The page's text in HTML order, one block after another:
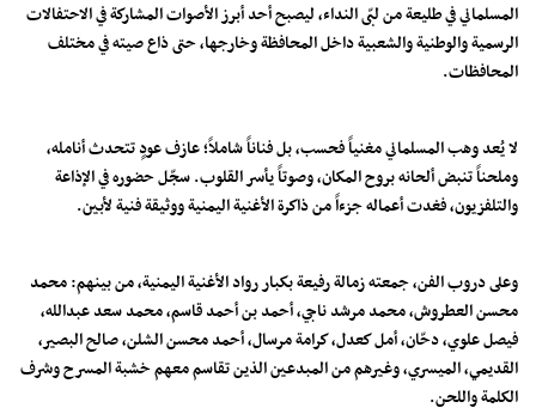
المسلماني في طليعة من لبّى النداء، ليصبح أحد أبرز الأصوات المشاركة في الاحتفالات
الرسمية والوطنية والشعبية داخل المحافظة وخارجها، حتى ذاع صيته في مختلف
المحافظات.
لا يُعد وهب المسلماني مغنياً فحسب، بل فناناً شاملاً؛ عازف عودٍ تتحدث أنامله،
وملحناً تنبض ألحانه بروح المكان، وصوتاً يأسر القلوب. سجّل حضوره في الإذاعة
والتلفزيون، فغدت أعماله جزءاً من ذاكرة الأغنية اليمنية ووثيقة فنية لأبين.
وعلى دروب الفن، جمعته زمالة رفيعة بكبار رواد الأغنية اليمنية، من بينهم: محمد
محسن العطروش، محمد مرشد ناجي، أحمد بن أحمد قاسم، محمد سعد عبدالله،
فيصل علوي، دحّان، أمل كعدل، كرامة مرسال، أحمد محسن الشلن، صالح البصير،
القديمي، الميسري، وغيرهم من المبدعين الذين تقاسم معهم خشبة المسرح وشرف
الكلمة واللحن.